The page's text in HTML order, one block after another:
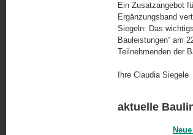
Ein Zusatzangebot
Ergänzungsband
Siegeln: Das
Bauleistungen“ am
Teilnehmenden der
Ihre Claudia Siegele
aktuelle